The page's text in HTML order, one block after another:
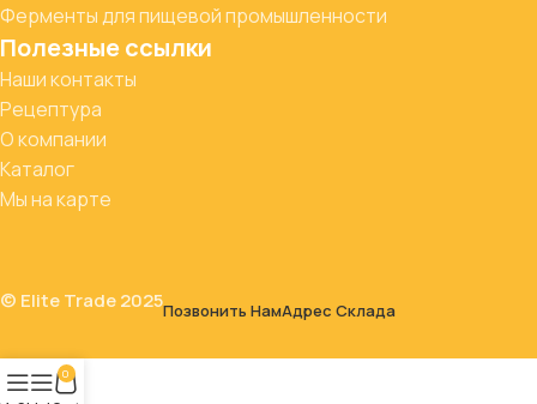
Ферменты для пищевой промышленности
Полезные ссылки
Наши контакты
Рецептура
О компании
Каталог
Мы на карте
© Elite Trade 2025Позвонить НамАдрес Склада
0